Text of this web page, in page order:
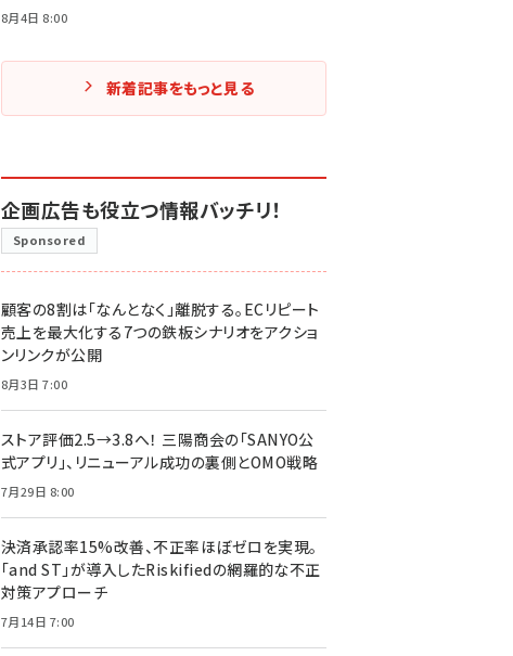
8月4日 8:00
新着記事をもっと見る
企画広告も役立つ情報バッチリ！
Sponsored
顧客の8割は「なんとなく」離脱する。ECリピート
売上を最大化する7つの鉄板シナリオをアクショ
ンリンクが公開
8月3日 7:00
ストア評価2.5→3.8へ！ 三陽商会の「SANYO公
式アプリ」、リニューアル成功の裏側とOMO戦略
7月29日 8:00
決済承認率15%改善、不正率ほぼゼロを実現。
「and ST」が導入したRiskifiedの網羅的な不正
対策アプローチ
7月14日 7:00